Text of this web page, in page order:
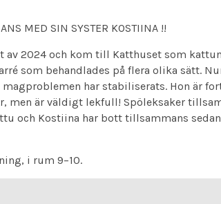
MED SIN SYSTER KOSTIINA !!
2024 och kom till Katthuset som
som behandlades på flera olika sätt.
har stabiliserats. Hon är
men är väldigt lekfull! Spöleksaker
och Kostiina har bott tillsammans sedan
i rum 9–10.